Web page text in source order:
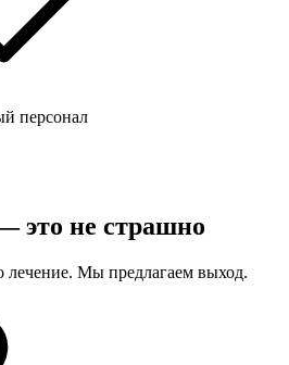
персонал
это не страшно
лечение. Мы предлагаем выход.